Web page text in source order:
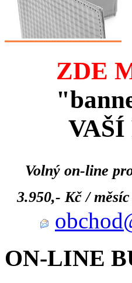
ZDE
VAŠÍ
Volný on-line
3.950,- Kč /
ON-LINE